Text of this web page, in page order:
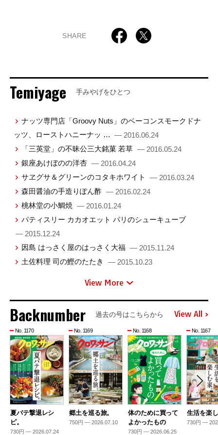
SHARE
Temiyage 手みやげをひとつ
ナッツ専門店「Groovy Nuts」のベーコンスモークドナ
ッツ、ローストハニーナッ … — 2016.06.24
「三英堂」の不昧公三大銘菓 若草 — 2016.05.24
銀座あけぼのの洋杏 — 2016.04.24
サヱグサ＆グリーンのコタキホワイト
— 2016.03.24
森田醤油の手造りぽん酢 — 2016.02.24
桃林堂の小鯛焼 — 2016.01.24
パティスリー カカオエット パリのシューキューブ
— 2015.12.24
因島 はっさく屋のはっさく大福 — 2015.11.24
土佐料理 司の鰹のたたき
— 2015.10.23
View More
Backnumber 過去の号はこちらから View All
No. 1170
夏バテ撃退レシ
ピ。
730円 — 2026.07.24
No. 1169
郷土を巡る旅。
750円 — 2026.07.10
No. 1168
体のために買って
よかったもの
730円 — 2026.06.25
No. 1167
生活を楽
730円 —